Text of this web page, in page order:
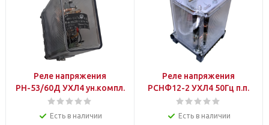
Реле напряжения
РН-53/60Д УХЛ4 ун.компл.
Есть в наличии
Реле напряжения
РСНФ12-2 УХЛ4 50Гц п.п.
Есть в наличии